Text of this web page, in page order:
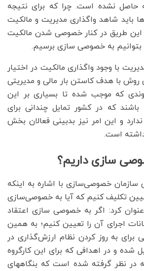
حاصل نشده است. چرا که برای نتیجه
باید شاهد واگذاری مدیریت و مالکیت
این طریق در کنار خصوصی شدن مالکیت
به خصوصی سازی برسیم.
با وجود واگذاری مالکیت در اختیار
روش با هدف کاستن بار مالی و مدیریتی
که موجب شده تا بسیاری بر این
که در کشور تمایل چندانی برای
و این امر نیز بدبینی فعالان بخش
است.
سازی داریم؟
خصوصی‌سازی با اشاره به اینکه
تکلیف کنیم که آیا به خصوصی‌سازی
عنوان کرد: اگر به خصوصی سازی اعتقاد
اجرای آن را تعیین کنیم؛ به همین
برای به روز کردن نظام ارزش‌گذاری در
شده و در اهدافی که برای این کارگروه
در نظر گرفته شده است که بنگاههای